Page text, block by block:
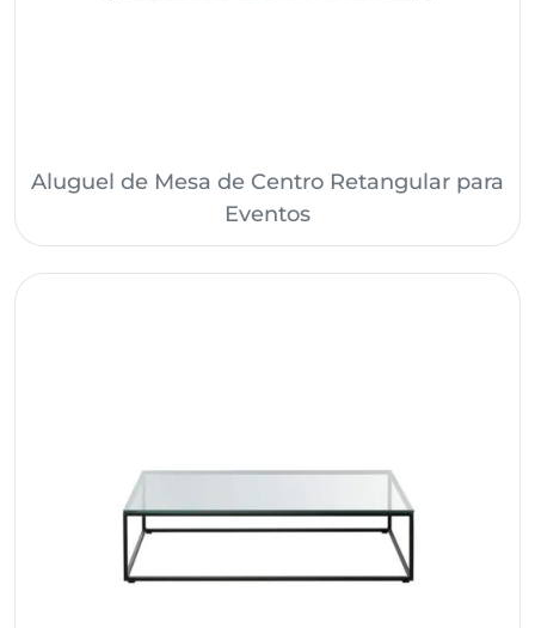
Aluguel de Mesa de Centro Retangular para
Eventos